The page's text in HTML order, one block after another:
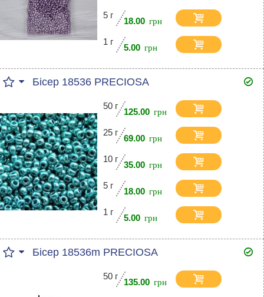
5 г
18.00
1 г
5.00
Бісер 18536 PRECIOSA
50 г
125.00
25 г
69.00
10 г
35.00
5 г
18.00
1 г
5.00
Бісер 18536m PRECIOSA
50 г
135.00